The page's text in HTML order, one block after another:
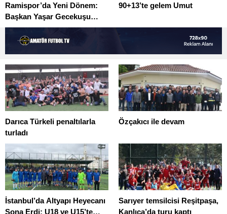
Ramispor’da Yeni Dönem:
Başkan Yaşar Gecekuşu
Oldu
90+13’te gelem Umut
Darıca Türkeli penaltılarla
turladı
Özçakıcı ile devam
İstanbul’da Altyapı Heyecanı
Sona Erdi: U18 ve U15’te
Sarıyer temsilcisi Reşitpaşa,
Kanlıca’da turu kaptı